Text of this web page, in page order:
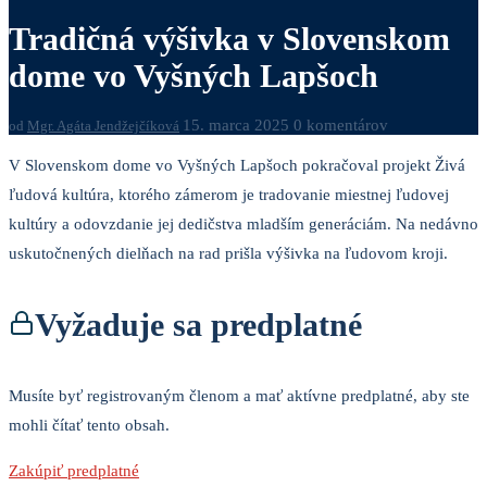
Tradičná výšivka v Slovenskom
dome vo Vyšných Lapšoch
od Mgr. Agáta Jendžejčíková 15. marca 2025 0 komentárov
V Slovenskom dome vo Vyšných Lapšoch pokračoval projekt Živá
ľudová kultúra, ktorého zámerom je tradovanie miestnej ľudovej
kultúry a odovzdanie jej dedičstva mladším generáciám. Na nedávno
uskutočnených dielňach na rad prišla výšivka na ľudovom kroji.
Vyžaduje sa predplatné
Musíte byť registrovaným členom a mať aktívne predplatné, aby ste
mohli čítať tento obsah.
Zakúpiť predplatné